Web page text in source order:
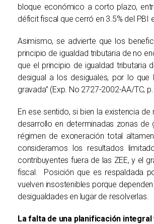
bloque económico a corto plazo,
déficit fiscal que cerró en 3.5% del PBI
Asimismo, se advierte que los
principio de igualdad tributaria de no
que el principio de igualdad tributaria
desigual a los desiguales, por lo
gravada” (Exp. No 2727-2002-AA/TC,
En ese sentido, si bien la existencia
desarrollo en determinadas zonas
régimen de exoneración total
consideramos los resultados
contribuyentes fuera de las ZEE, y el
fiscal. Posición que es respaldada
vuelven insostenibles porque
desigualdades en lugar de resolverlas.
La falta de una planificación